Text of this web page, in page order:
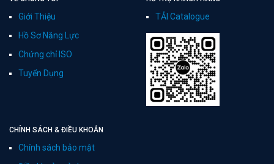
Giới Thiệu
Hồ Sơ Năng Lực
Chứng chỉ ISO
Tuyển Dụng
TẢI Catalogue
CHÍNH SÁCH & ĐIỀU KHOẢN
Chính sách bảo mật